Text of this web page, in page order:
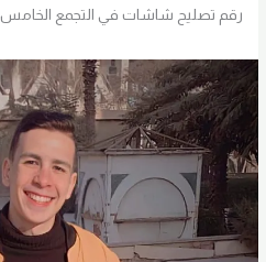
رقم تصليح شاشات في التجمع الخامس